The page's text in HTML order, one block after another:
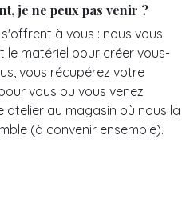
je ne peux pas venir ?
à vous : nous vous
le matériel pour créer vous-
vous récupérez votre
vous ou vous venez
au magasin où nous la
(à convenir ensemble).